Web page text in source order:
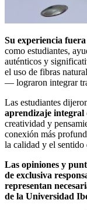
Su experiencia
como estudiantes,
auténticos y
el uso de fibras
— lograron integrar
Las estudiantes
aprendizaje integral
creatividad y
conexión más
la calidad y el sentido
Las opiniones y
de exclusiva
representan
de la Universidad